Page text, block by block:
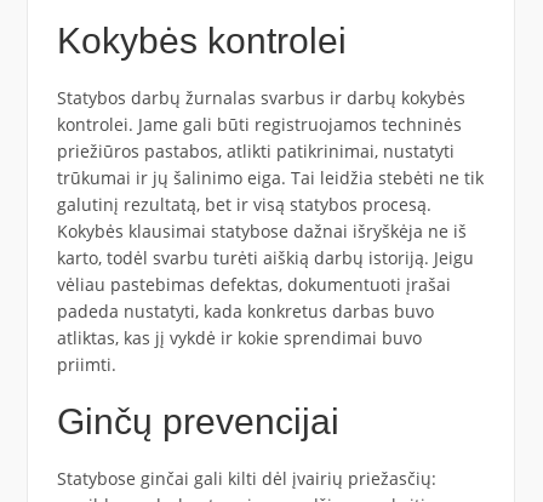
Kokybės kontrolei
Statybos darbų žurnalas svarbus ir darbų kokybės
kontrolei. Jame gali būti registruojamos techninės
priežiūros pastabos, atlikti patikrinimai, nustatyti
trūkumai ir jų šalinimo eiga. Tai leidžia stebėti ne tik
galutinį rezultatą, bet ir visą statybos procesą.
Kokybės klausimai statybose dažnai išryškėja ne iš
karto, todėl svarbu turėti aiškią darbų istoriją. Jeigu
vėliau pastebimas defektas, dokumentuoti įrašai
padeda nustatyti, kada konkretus darbas buvo
atliktas, kas jį vykdė ir kokie sprendimai buvo
priimti.
Ginčų prevencijai
Statybose ginčai gali kilti dėl įvairių priežasčių: